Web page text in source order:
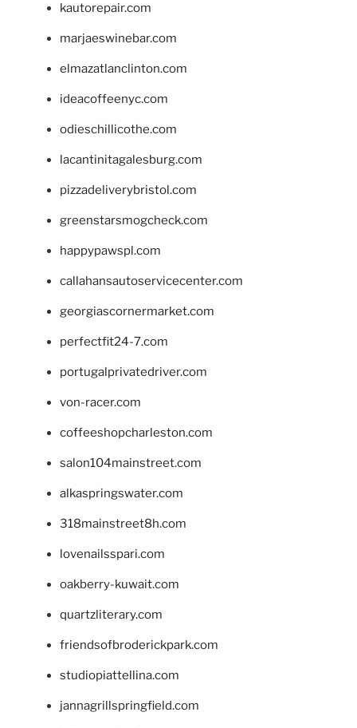
kautorepair.com
marjaeswinebar.com
elmazatlanclinton.com
ideacoffeenyc.com
odieschillicothe.com
lacantinitagalesburg.com
pizzadeliverybristol.com
greenstarsmogcheck.com
happypawspl.com
callahansautoservicecenter.com
georgiascornermarket.com
perfectfit24-7.com
portugalprivatedriver.com
von-racer.com
coffeeshopcharleston.com
salon104mainstreet.com
alkaspringswater.com
318mainstreet8h.com
lovenailsspari.com
oakberry-kuwait.com
quartzliterary.com
friendsofbroderickpark.com
studiopiattellina.com
jannagrillspringfield.com